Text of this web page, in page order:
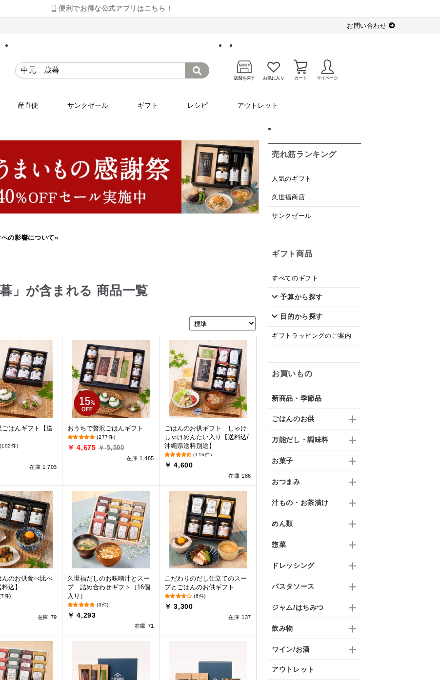
便利でお得な公式アプリはこちら！
お問い合わせ
店舗を探す お気に入り カート マイページ
産直便 サンクゼール ギフト レシピ アウトレット
の影響について»
」が含まれる 商品一覧
ごはんギフト【送
(102件)
在庫 1,703
おうちで贅沢ごはんギフト
(277件)
￥ 4,675 ￥ 5,500
在庫 1,485
ごはんのお供ギフト しゃけ
しゃけめんたい入り【送料込/
沖縄県送料別途】
(116件)
￥ 4,600
在庫 186
んのお供食べ比べ
込】
件)
在庫 79
久世福だしのお味噌汁とスー
プ 詰め合わせギフト（16個
入り）
(3件)
￥ 4,293
在庫 71
こだわりのだし仕立てのスー
プとごはんのお供ギフト
(6件)
￥ 3,300
在庫 137
売れ筋ランキング
人気のギフト
久世福商店
サンクゼール
ギフト商品
すべてのギフト
予算から探す
目的から探す
ギフトラッピングのご案内
お買いもの
新商品・季節品
ごはんのお供
万能だし・調味料
お菓子
おつまみ
汁もの・お茶漬け
めん類
惣菜
ドレッシング
パスタソース
ジャム/はちみつ
飲み物
ワイン/お酒
アウトレット